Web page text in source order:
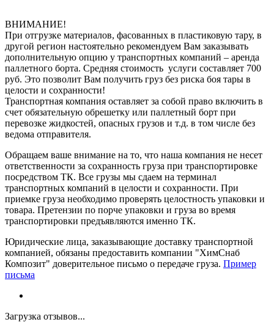
ВНИМАНИЕ!
При отгрузке материалов, фасованных в пластиковую тару, в
другой регион настоятельно рекомендуем Вам заказывать
дополнительную опцию у транспортных компаний – аренда
паллетного борта. Средняя стоимость услуги составляет 700
руб. Это позволит Вам получить груз без риска боя тары в
целости и сохранности!
Транспортная компания оставляет за собой право включить в
счет обязательную обрешетку или паллетный борт при
перевозке жидкостей, опасных грузов и т.д. в том числе без
ведома отправителя.
Обращаем ваше внимание на то, что наша компания не несет
ответственности за сохранность груза при транспортировке
посредством ТК. Все грузы мы сдаем на терминал
транспортных компаний в целости и сохранности. При
приемке груза необходимо проверять целостность упаковки и
товара. Претензии по порче упаковки и груза во время
транспортировки предъявляются именно ТК.
Юридические лица, заказывающие доставку транспортной
компанией, обязаны предоставить компании "ХимСнаб
Композит" доверительное письмо о передаче груза. Пример
письма
Загрузка отзывов...